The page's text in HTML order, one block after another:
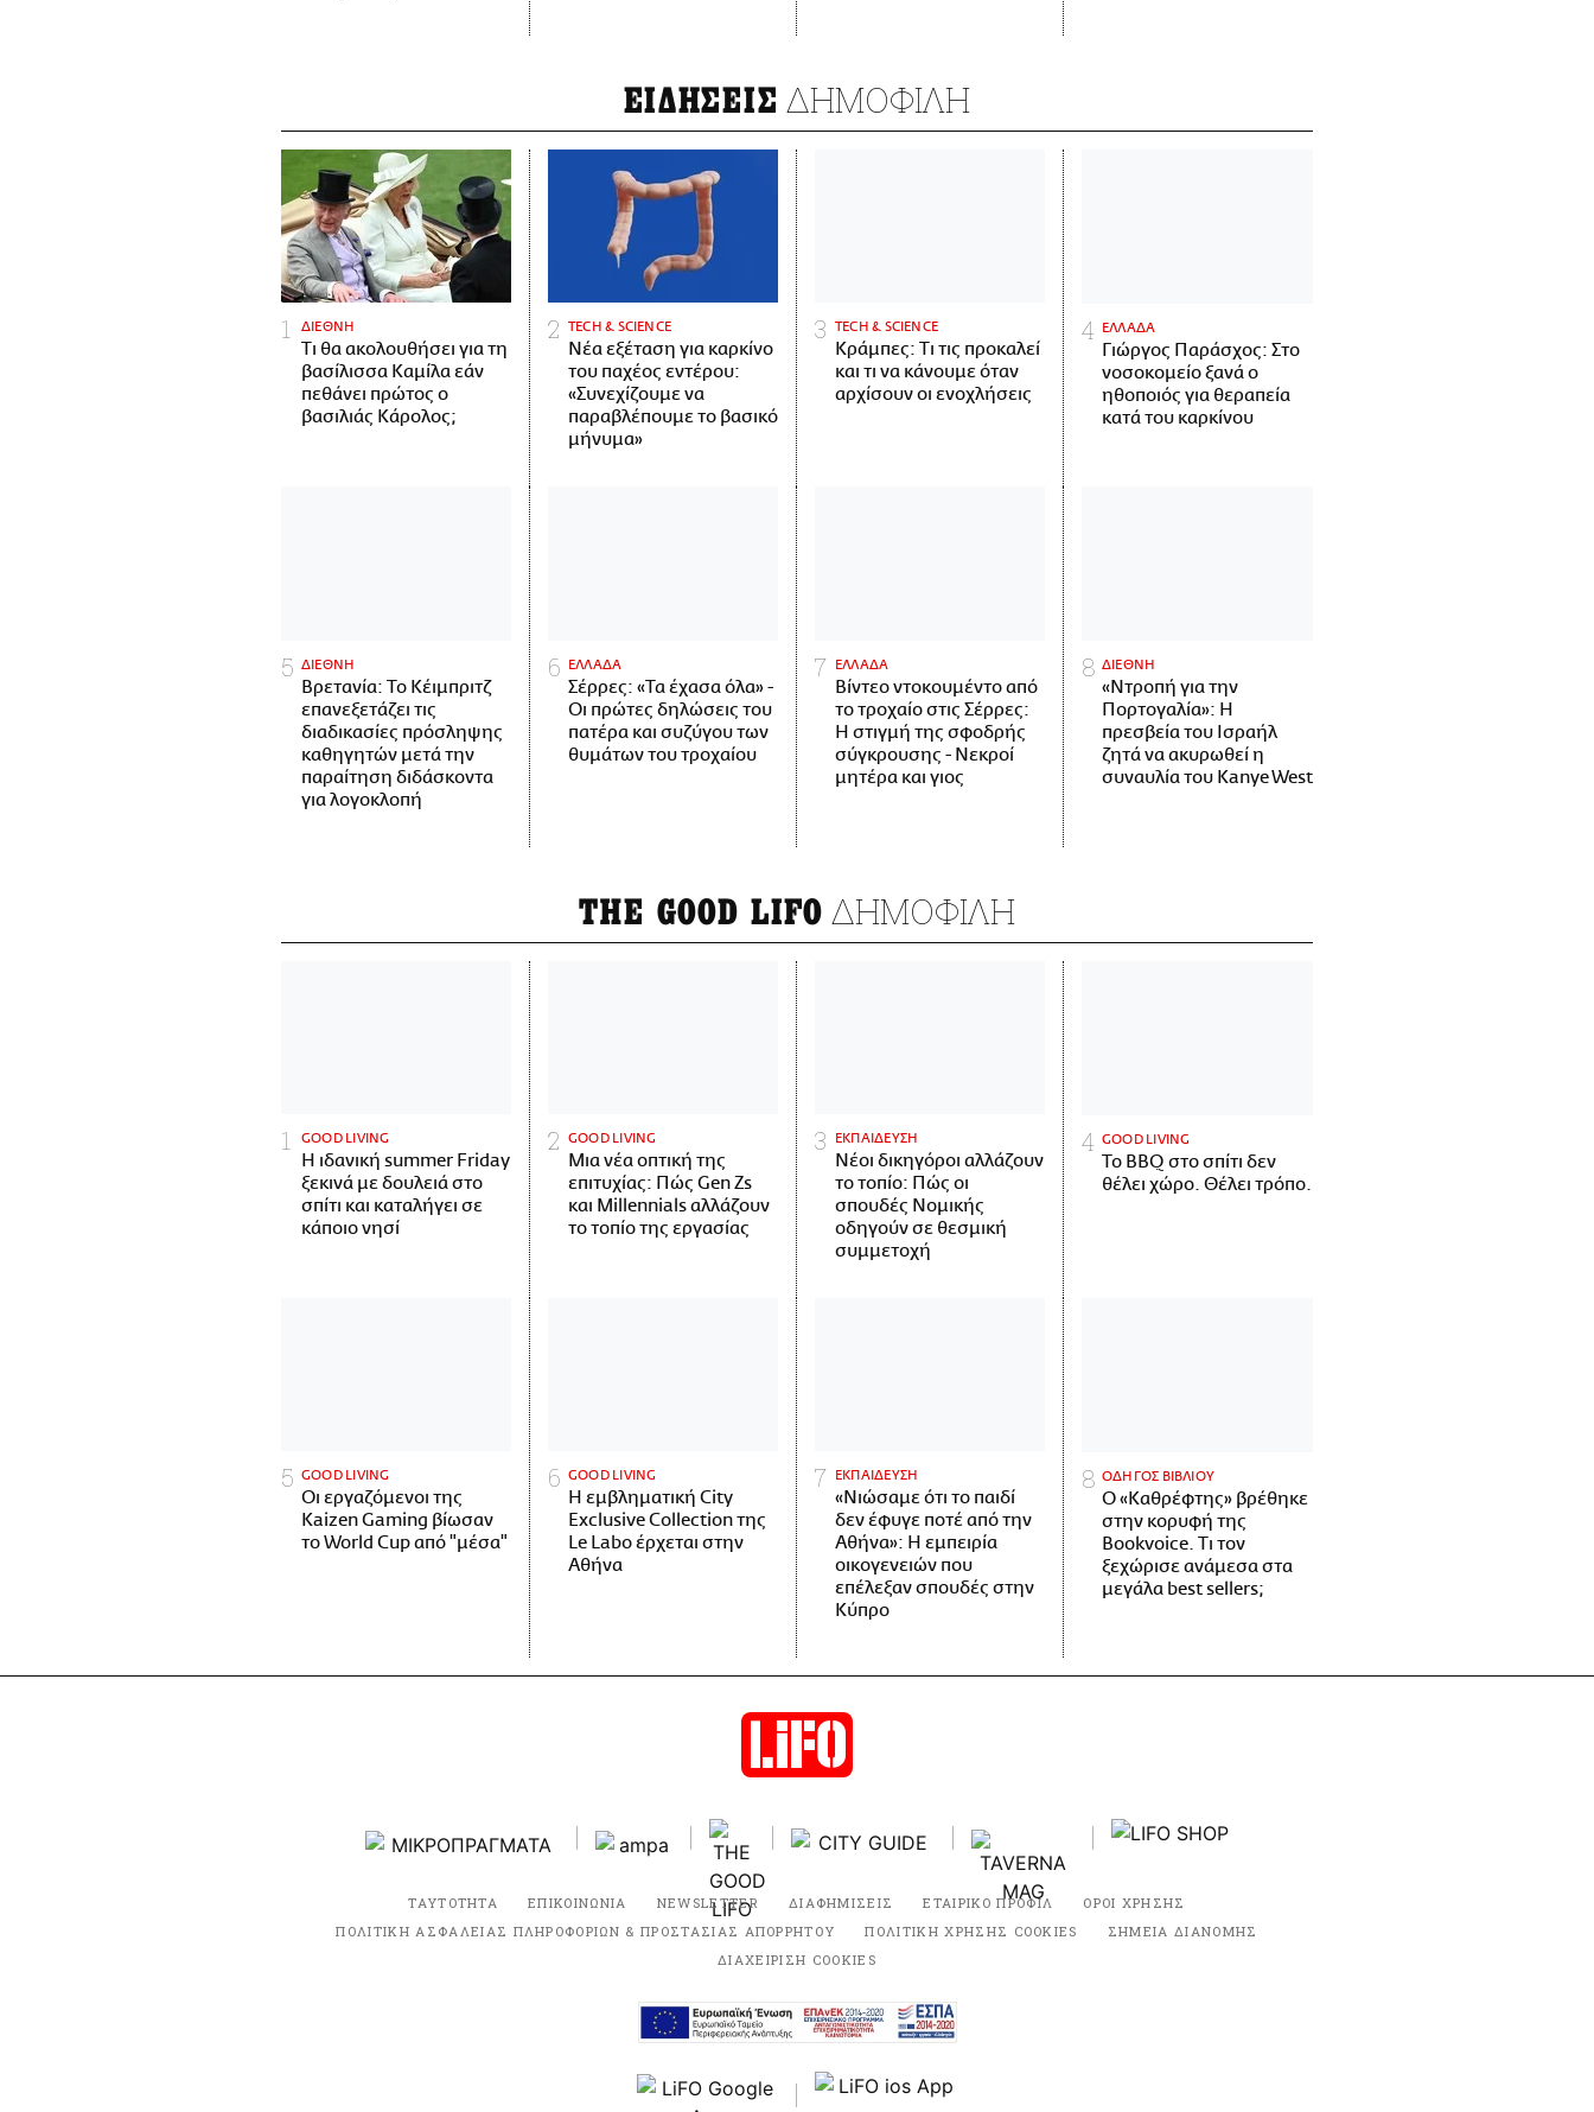
ΕΙΔΗΣΕΙΣ ΔΗΜΟΦΙΛΗ
ΔΙΕΘΝΗ
Τι θα ακολουθήσει για τη
βασίλισσα Καμίλα εάν
πεθάνει πρώτος ο
βασιλιάς Κάρολος;
ΤECH & SCIENCE
Νέα εξέταση για καρκίνο
του παχέος εντέρου:
«Συνεχίζουμε να
παραβλέπουμε το βασικό
μήνυμα»
ΤECH & SCIENCE
Κράμπες: Τι τις προκαλεί
και τι να κάνουμε όταν
αρχίσουν οι ενοχλήσεις
ΕΛΛΑΔΑ
Γιώργος Παράσχος: Στο
νοσοκομείο ξανά ο
ηθοποιός για θεραπεία
κατά του καρκίνου
ΔΙΕΘΝΗ
Βρετανία: Το Κέιμπριτζ
επανεξετάζει τις
διαδικασίες πρόσληψης
καθηγητών μετά την
παραίτηση διδάσκοντα
για λογοκλοπή
ΕΛΛΑΔΑ
Σέρρες: «Τα έχασα όλα» -
Οι πρώτες δηλώσεις του
πατέρα και συζύγου των
θυμάτων του τροχαίου
ΕΛΛΑΔΑ
Βίντεο ντοκουμέντο από
το τροχαίο στις Σέρρες:
Η στιγμή της σφοδρής
σύγκρουσης - Νεκροί
μητέρα και γιος
ΔΙΕΘΝΗ
«Ντροπή για την
Πορτογαλία»: Η
πρεσβεία του Ισραήλ
ζητά να ακυρωθεί η
συναυλία του Kanye West
THE GOOD LIFO ΔΗΜΟΦΙΛΗ
GOOD LIVING
Η ιδανική summer Friday
ξεκινά με δουλειά στο
σπίτι και καταλήγει σε
κάποιο νησί
GOOD LIVING
Μια νέα οπτική της
επιτυχίας: Πώς Gen Zs
και Millennials αλλάζουν
το τοπίο της εργασίας
ΕΚΠΑΙΔΕΥΣΗ
Νέοι δικηγόροι αλλάζουν
το τοπίο: Πώς οι
σπουδές Νομικής
οδηγούν σε θεσμική
συμμετοχή
GOOD LIVING
Το BBQ στο σπίτι δεν
θέλει χώρο. Θέλει τρόπο.
GOOD LIVING
Οι εργαζόμενοι της
Kaizen Gaming βίωσαν
το World Cup από "μέσα"
GOOD LIVING
Η εμβληματική City
Exclusive Collection της
Le Labo έρχεται στην
Αθήνα
ΕΚΠΑΙΔΕΥΣΗ
«Νιώσαμε ότι το παιδί
δεν έφυγε ποτέ από την
Αθήνα»: Η εμπειρία
οικογενειών που
επέλεξαν σπουδές στην
Κύπρο
ΟΔΗΓΟΣ ΒΙΒΛΙΟΥ
Ο «Καθρέφτης» βρέθηκε
στην κορυφή της
Bookvoice. Τι τον
ξεχώρισε ανάμεσα στα
μεγάλα best sellers;
ΤΑΥΤΟΤΗΤΑ ΕΠΙΚΟΙΝΩΝΙΑ NEWSLETTER ΔΙΑΦΗΜΙΣΕΙΣ ΕΤΑΙΡΙΚΟ ΠΡΟΦΙΛ
ΟΡΟΙ ΧΡΗΣΗΣ
ΠΟΛΙΤΙΚΗ ΑΣΦΑΛΕΙΑΣ ΠΛΗΡΟΦΟΡΙΩΝ & ΠΡΟΣΤΑΣΙΑΣ ΑΠΟΡΡΗΤΟΥ
ΠΟΛΙΤΙΚΗ ΧΡΗΣΗΣ COOKIES
ΣΗΜΕΙΑ ΔΙΑΝΟΜΗΣ
ΔΙΑΧΕΙΡΙΣΗ COOKIES